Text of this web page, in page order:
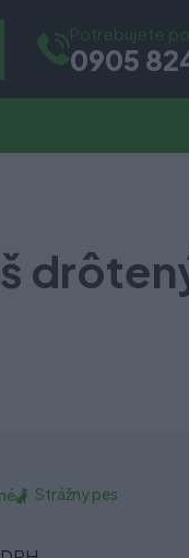
Potrebujete
0905
Strážny pes